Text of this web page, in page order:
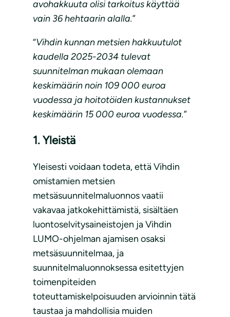
avohakkuuta olisi tarkoitus käyttää
vain 36 hehtaarin alalla.”
“Vihdin kunnan metsien hakkuutulot
kaudella 2025-2034 tulevat
suunnitelman mukaan olemaan
keskimäärin noin 109 000 euroa
vuodessa ja hoitotöiden kustannukset
keskimäärin 15 000 euroa vuodessa.”
1. Yleistä
Yleisesti voidaan todeta, että Vihdin
omistamien metsien
metsäsuunnitelmaluonnos vaatii
vakavaa jatkokehittämistä, sisältäen
luontoselvitysaineistojen ja Vihdin
LUMO-ohjelman ajamisen osaksi
metsäsuunnitelmaa, ja
suunnitelmaluonnoksessa esitettyjen
toimenpiteiden
toteuttamiskelpoisuuden arvioinnin tätä
taustaa ja mahdollisia muiden